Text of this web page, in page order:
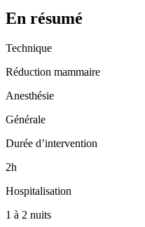
En résumé
Technique
Réduction mammaire
Anesthésie
Générale
Durée d’intervention
2h
Hospitalisation
1 à 2 nuits